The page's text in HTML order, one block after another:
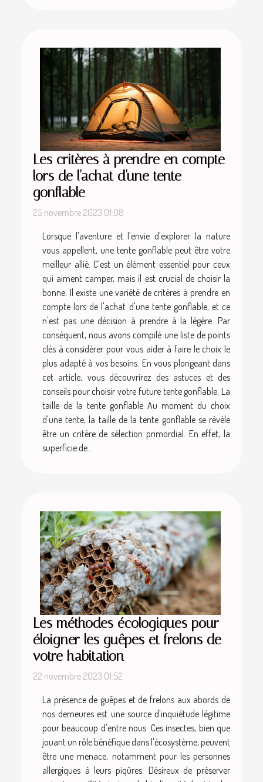
Les critères à prendre en compte
lors de l'achat d'une tente
gonflable
25 novembre 2023 01:08
Lorsque l'aventure et l'envie d'explorer la nature
vous appellent, une tente gonflable peut être votre
meilleur allié. C'est un élément essentiel pour ceux
qui aiment camper, mais il est crucial de choisir la
bonne. Il existe une variété de critères à prendre en
compte lors de l'achat d'une tente gonflable, et ce
n'est pas une décision à prendre à la légère. Par
conséquent, nous avons compilé une liste de points
clés à considérer pour vous aider à faire le choix le
plus adapté à vos besoins. En vous plongeant dans
cet article, vous découvrirez des astuces et des
conseils pour choisir votre future tente gonflable. La
taille de la tente gonflable Au moment du choix
d'une tente, la taille de la tente gonflable se révèle
être un critère de sélection primordial. En effet, la
superficie de...
Les méthodes écologiques pour
éloigner les guêpes et frelons de
votre habitation
22 novembre 2023 01:52
La présence de guêpes et de frelons aux abords de
nos demeures est une source d'inquiétude légitime
pour beaucoup d'entre nous. Ces insectes, bien que
jouant un rôle bénéfique dans l'écosystème, peuvent
être une menace, notamment pour les personnes
allergiques à leurs piqûres. Désireux de préserver